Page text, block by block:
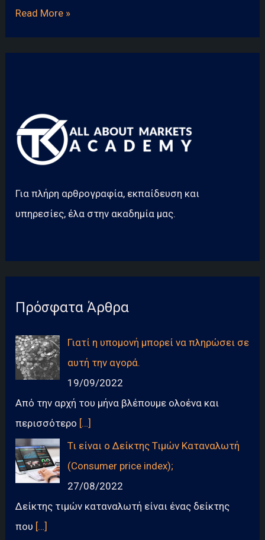
Τι
accounting);
Read More »
Για πλήρη αρθρογραφία, εκπαίδευση και
υπηρεσίες, έλα στην ακαδημία μας.
Πρόσφατα Άρθρα
Γιατί η υπομονή μπορεί να πληρώσει σε
αυτή την αγορά.
19/09/2022
Από την αρχή του μήνα βλέπουμε ολοένα και
περισσότερο […]
Τι είναι ο Δείκτης Τιμών Καταναλωτή
(Consumer price index);
27/08/2022
Δείκτης τιμών καταναλωτή είναι ένας δείκτης
που […]